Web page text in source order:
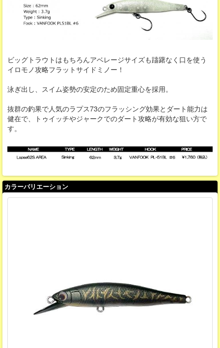
ビッグトラウトはもちろんアベレージサイズも躊躇なく口を使う
イロモノ攻略フラットサイドミノー！
泳ぎ出し、スイム姿勢の安定のため固定重心を採用。
抜群の釣果で人気のラプス73のフラッシング効果とダート能力は
健在で、トゥイッチやジャークでのダート攻略が有効な狙い方で
す。
カラーバリエーション